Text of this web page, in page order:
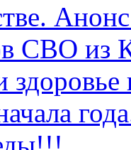
СВО из